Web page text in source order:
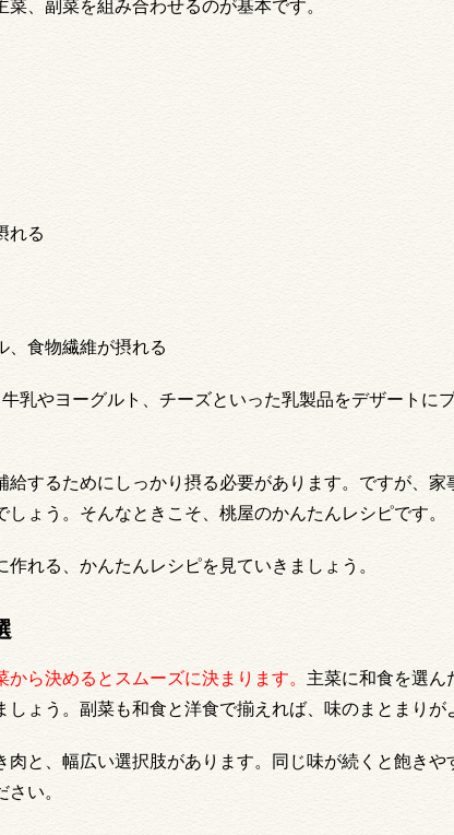
、副菜を組み合わせるのが基本です。
れる
、食物繊維が摂れる
乳やヨーグルト、チーズといった乳製品をデザートにプ
するためにしっかり摂る必要があります。ですが、家
ょう。そんなときこそ、桃屋のかんたんレシピです。
れる、かんたんレシピを見ていきましょう。
から決めるとスムーズに決まります。 主菜に和食を選ん
ょう。副菜も和食と洋食で揃えれば、味のまとまりが
と、幅広い選択肢があります。同じ味が続くと飽きや
い。